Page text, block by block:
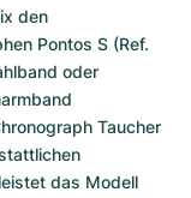
den
Pontos S (Ref.
oder
Taucher
das Modell